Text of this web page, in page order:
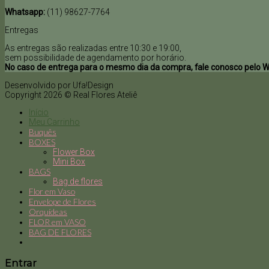
Whatsapp: (11) 98627-7764
Entregas
As entregas são realizadas entre 10:30 e 19:00,
sem possibilidade de agendamento por horário.
No caso de entrega para o mesmo dia da compra, fale conosco pelo
Desenvolvido por Ufa!Design
Copyright 2026 © Real Flores Ateliê
Início
Meu Carrinho
Buquês
BOXES
Flower Box
Mini Box
BAGS
Bag de flores
Flor em Vaso
Envelope de Flores
Orquídeas
FLOR em VASO
BAG DE FLORES
Entrar